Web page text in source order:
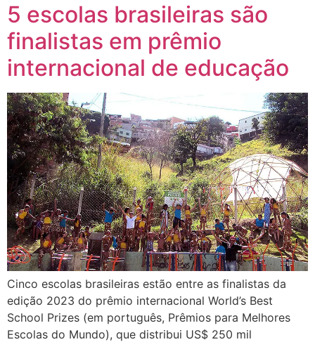
5 escolas brasileiras são
finalistas em prêmio
internacional de educação
Cinco escolas brasileiras estão entre as finalistas da
edição 2023 do prêmio internacional World’s Best
School Prizes (em português, Prêmios para Melhores
Escolas do Mundo), que distribui US$ 250 mil